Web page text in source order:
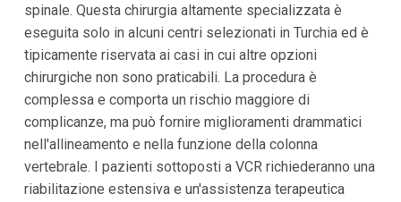
spinale. Questa chirurgia altamente specializzata è
eseguita solo in alcuni centri selezionati in Turchia ed è
tipicamente riservata ai casi in cui altre opzioni
chirurgiche non sono praticabili. La procedura è
complessa e comporta un rischio maggiore di
complicanze, ma può fornire miglioramenti drammatici
nell'allineamento e nella funzione della colonna
vertebrale. I pazienti sottoposti a VCR richiederanno una
riabilitazione estensiva e un'assistenza terapeutica